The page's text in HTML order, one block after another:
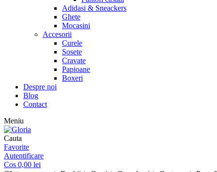
Adidasi & Sneackers
Ghete
Mocasini
Accesorii
Curele
Sosete
Cravate
Papioane
Boxeri
Despre noi
Blog
Contact
Meniu
Cauta
Favorite
Autentificare
Cos 0,00 lei